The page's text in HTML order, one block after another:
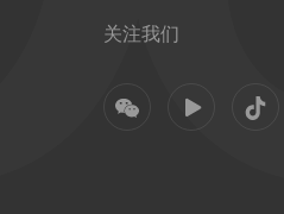
关注我们